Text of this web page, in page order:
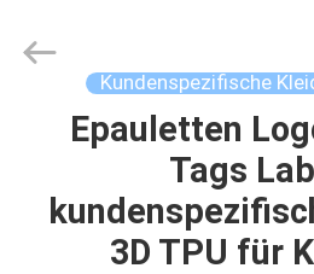
HAUS
PRODUKTE
Accessories
Co.,Ltd.
Kundenspezifische
Epauletten
Tags
3D TPU für